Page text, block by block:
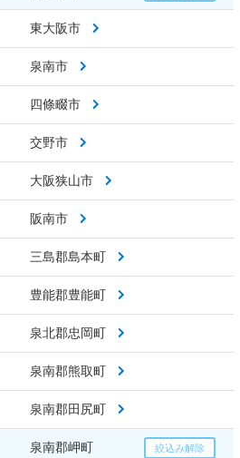
東大阪市
泉南市
四條畷市
交野市
大阪狭山市
阪南市
三島郡島本町
豊能郡豊能町
泉北郡忠岡町
泉南郡熊取町
泉南郡田尻町
泉南郡岬町